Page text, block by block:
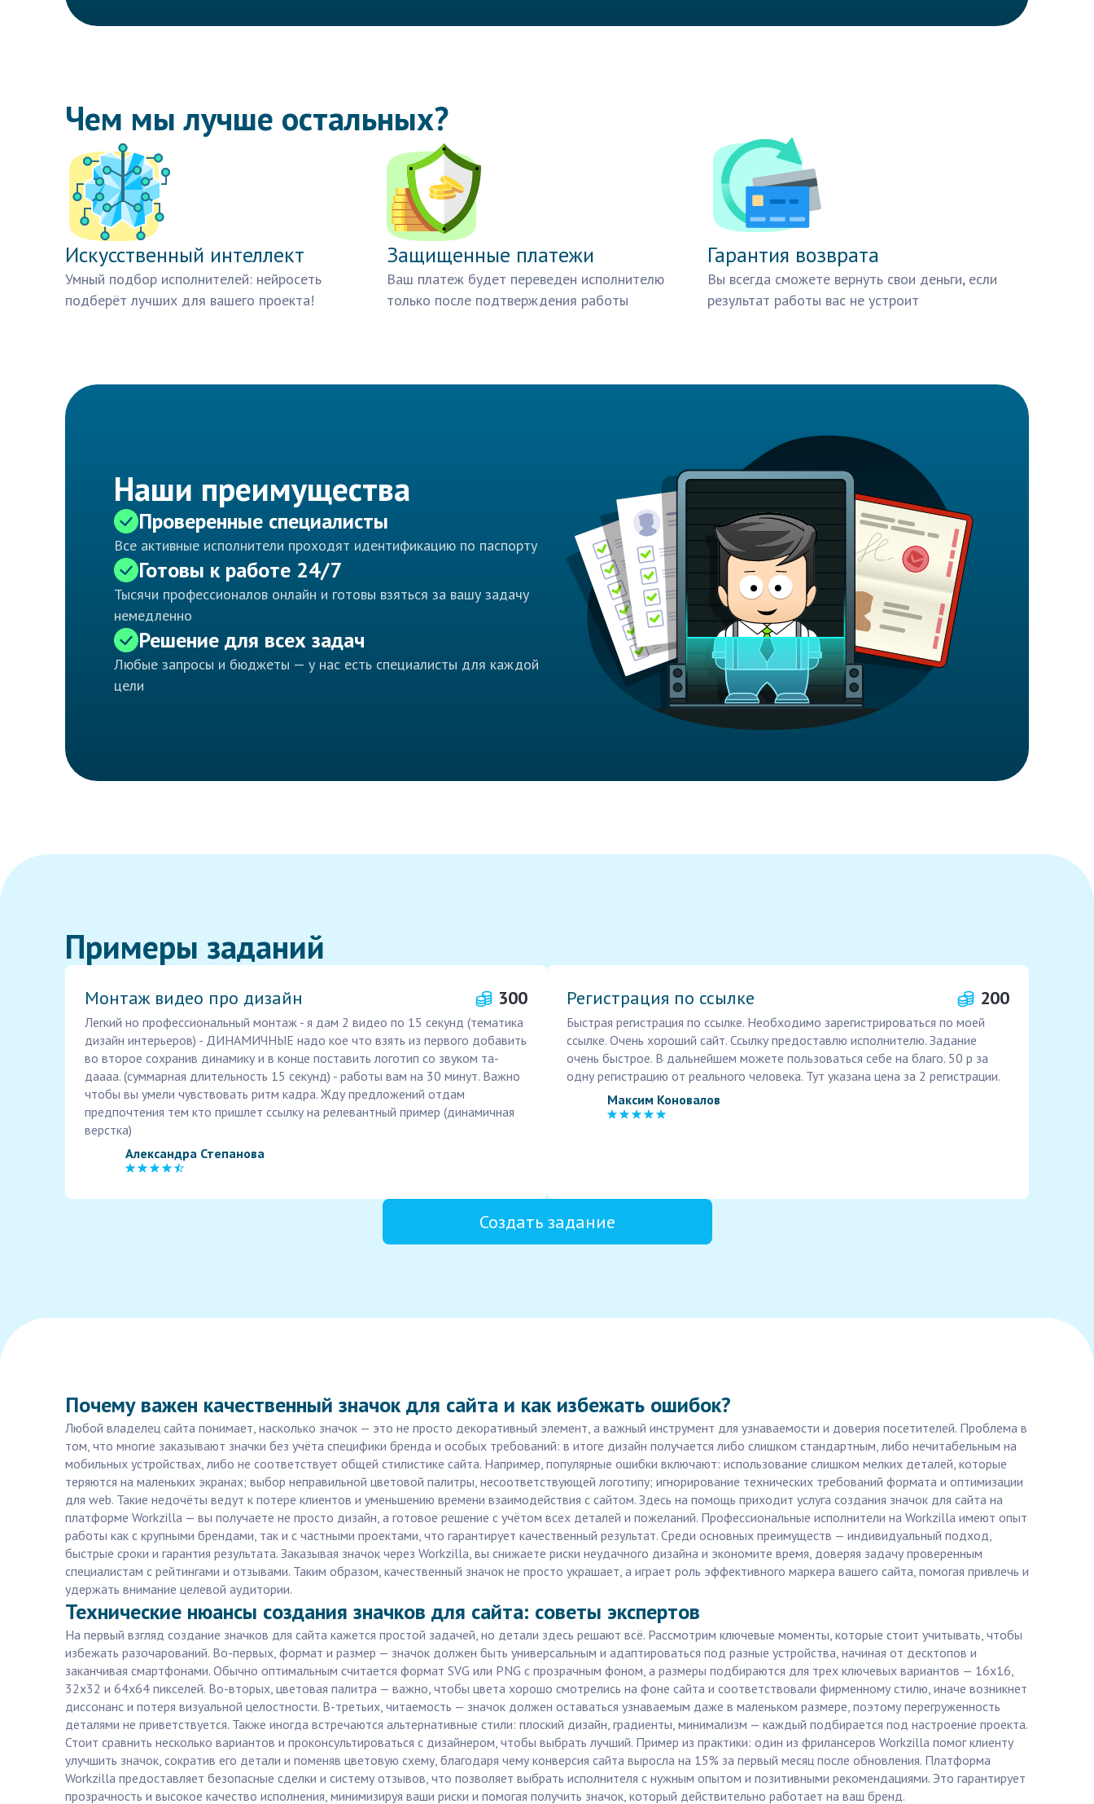
Чем мы лучше остальных?
Искусственный интеллект
Умный подбор исполнителей: нейросеть
подберёт лучших для вашего проекта!
Защищенные платежи
Ваш платеж будет переведен исполнителю
только после подтверждения работы
Гарантия возврата
Вы всегда сможете вернуть свои деньги, если
результат работы вас не устроит
Наши преимущества
Проверенные специалисты
Все активные исполнители проходят идентификацию по паспорту
Готовы к работе 24/7
Тысячи профессионалов онлайн и готовы взяться за вашу задачу
немедленно
Решение для всех задач
Любые запросы и бюджеты — у нас есть специалисты для каждой
цели
Примеры заданий
Монтаж видео про дизайн 300
Легкий но профессиональный монтаж - я дам 2 видео по 15 секунд (тематика
дизайн интерьеров) - ДИНАМИЧНЫЕ надо кое что взять из первого добавить
во второе сохранив динамику и в конце поставить логотип со звуком та-
даааа. (суммарная длительность 15 секунд) - работы вам на 30 минут. Важно
чтобы вы умели чувствовать ритм кадра. Жду предложений отдам
предпочтения тем кто пришлет ссылку на релевантный пример (динамичная
верстка)
Александра Степанова
Регистрация по ссылке 200
Быстрая регистрация по ссылке. Необходимо зарегистрироваться по моей
ссылке. Очень хороший сайт. Ссылку предоставлю исполнителю. Задание
очень быстрое. В дальнейшем можете пользоваться себе на благо. 50 р за
одну регистрацию от реального человека. Тут указана цена за 2 регистрации.
Максим Коновалов
Создать задание
Почему важен качественный значок для сайта и как избежать ошибок?
Любой владелец сайта понимает, насколько значок — это не просто декоративный элемент, а важный инструмент для узнаваемости и доверия посетителей. Проблема в
том, что многие заказывают значки без учёта специфики бренда и особых требований: в итоге дизайн получается либо слишком стандартным, либо нечитабельным на
мобильных устройствах, либо не соответствует общей стилистике сайта. Например, популярные ошибки включают: использование слишком мелких деталей, которые
теряются на маленьких экранах; выбор неправильной цветовой палитры, несоответствующей логотипу; игнорирование технических требований формата и оптимизации
для web. Такие недочёты ведут к потере клиентов и уменьшению времени взаимодействия с сайтом. Здесь на помощь приходит услуга создания значок для сайта на
платформе Workzilla — вы получаете не просто дизайн, а готовое решение с учётом всех деталей и пожеланий. Профессиональные исполнители на Workzilla имеют опыт
работы как с крупными брендами, так и с частными проектами, что гарантирует качественный результат. Среди основных преимуществ — индивидуальный подход,
быстрые сроки и гарантия результата. Заказывая значок через Workzilla, вы снижаете риски неудачного дизайна и экономите время, доверяя задачу проверенным
специалистам с рейтингами и отзывами. Таким образом, качественный значок не просто украшает, а играет роль эффективного маркера вашего сайта, помогая привлечь и
удержать внимание целевой аудитории.
Технические нюансы создания значков для сайта: советы экспертов
На первый взгляд создание значков для сайта кажется простой задачей, но детали здесь решают всё. Рассмотрим ключевые моменты, которые стоит учитывать, чтобы
избежать разочарований. Во-первых, формат и размер — значок должен быть универсальным и адаптироваться под разные устройства, начиная от десктопов и
заканчивая смартфонами. Обычно оптимальным считается формат SVG или PNG с прозрачным фоном, а размеры подбираются для трех ключевых вариантов — 16x16,
32x32 и 64x64 пикселей. Во-вторых, цветовая палитра — важно, чтобы цвета хорошо смотрелись на фоне сайта и соответствовали фирменному стилю, иначе возникнет
диссонанс и потеря визуальной целостности. В-третьих, читаемость — значок должен оставаться узнаваемым даже в маленьком размере, поэтому перегруженность
деталями не приветствуется. Также иногда встречаются альтернативные стили: плоский дизайн, градиенты, минимализм — каждый подбирается под настроение проекта.
Стоит сравнить несколько вариантов и проконсультироваться с дизайнером, чтобы выбрать лучший. Пример из практики: один из фрилансеров Workzilla помог клиенту
улучшить значок, сократив его детали и поменяв цветовую схему, благодаря чему конверсия сайта выросла на 15% за первый месяц после обновления. Платформа
Workzilla предоставляет безопасные сделки и систему отзывов, что позволяет выбрать исполнителя с нужным опытом и позитивными рекомендациями. Это гарантирует
прозрачность и высокое качество исполнения, минимизируя ваши риски и помогая получить значок, который действительно работает на ваш бренд.